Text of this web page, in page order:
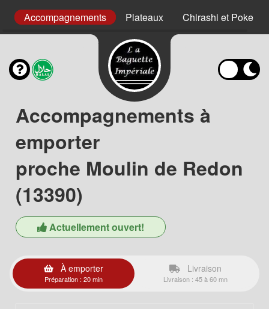
Accompagnements Plateaux Chirashi et Poke
Accompagnements à
emporter
proche Moulin de Redon
(13390)
Actuellement ouvert!
À emporter
Préparation : 20 min
Livraison
Livraison : 45 à 60 mn